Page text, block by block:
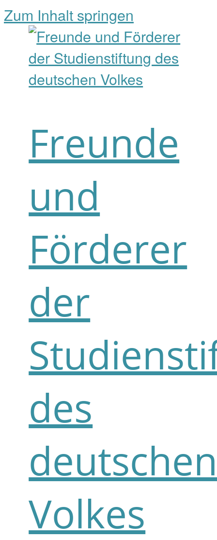
Zum Inhalt springen
Freunde
und
Förderer
der
des
Volkes